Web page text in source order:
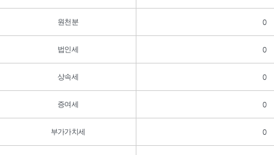
원천분 0
법인세 0
상속세 0
증여세 0
부가가치세 0